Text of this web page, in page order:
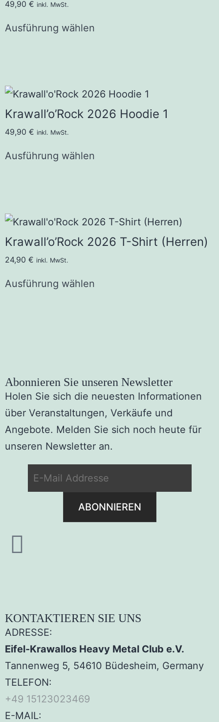
49,90 € inkl. MwSt.
Ausführung wählen
Krawall’o’Rock 2026 Hoodie 1
49,90 € inkl. MwSt.
Ausführung wählen
Krawall’o’Rock 2026 T-Shirt (Herren)
24,90 € inkl. MwSt.
Ausführung wählen
Abonnieren Sie unseren Newsletter
Holen Sie sich die neuesten Informationen
über Veranstaltungen, Verkäufe und
Angebote. Melden Sie sich noch heute für
unseren Newsletter an.
KONTAKTIEREN SIE UNS
ADRESSE:
Eifel-Krawallos Heavy Metal Club e.V.
Tannenweg 5, 54610 Büdesheim, Germany
TELEFON:
+49 15123023469‬
E-MAIL: